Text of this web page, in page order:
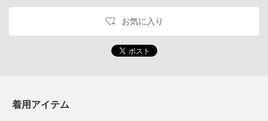
お気に入り
着用アイテム